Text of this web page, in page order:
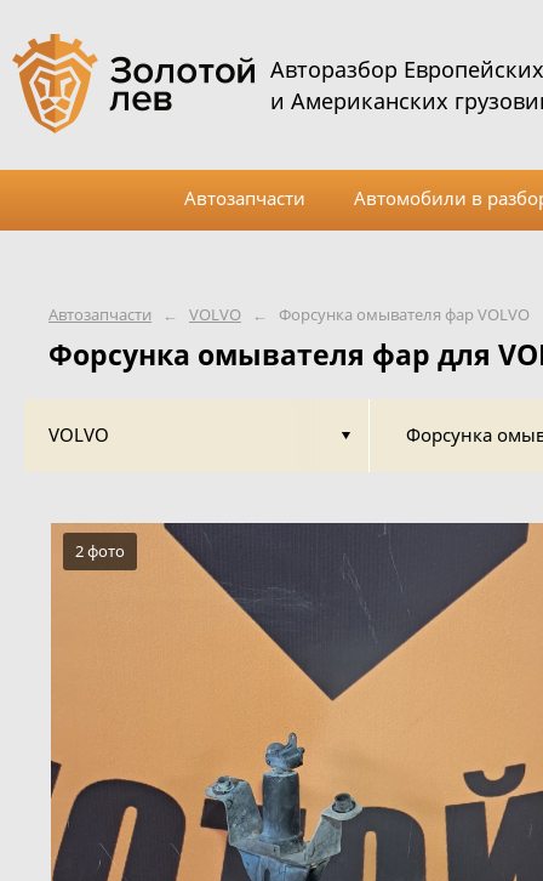
Автозапчасти ← VOLVO ← Форсунка омывателя фар VOLVO
Форсунка омывателя фар для
VOLVO Форсунка
2 фото
Авторазбор Европейских
и Американских
Автозапчасти Автомобили в